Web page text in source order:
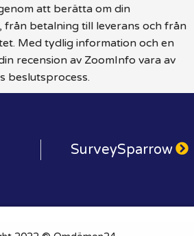
att berätta om din
från betalning till leverans och från
Med tydlig information och en
recension av ZoomInfo vara av
beslutsprocess.
SurveySparrow